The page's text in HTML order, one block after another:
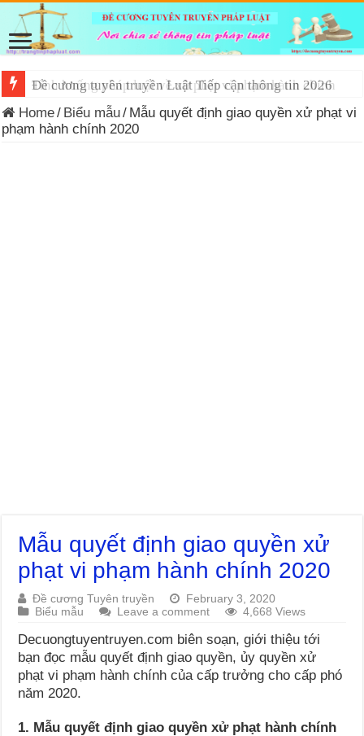
Đề cương tuyên truyền Luật Tiếp cận thông tin 2026
Home/ Biểu mẫu/ Mẫu quyết định giao quyền xử phạt vi
phạm hành chính 2020
Mẫu quyết định giao quyền xử
phạt vi phạm hành chính 2020
Đề cương Tuyên truyền
February 3, 2020
Biểu mẫu
Leave a comment 4,668 Views
Decuongtuyentruyen.com biên soạn, giới thiệu tới
bạn đọc mẫu quyết định giao quyền, ủy quyền xử
phạt vi phạm hành chính của cấp trưởng cho cấp phó
năm 2020.
1. Mẫu quyết định giao quyền xử phạt hành chính